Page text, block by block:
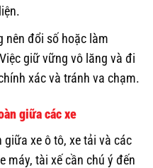
nên đổi số hoặc làm
giữ vững vô lăng và đi
xác và tránh va chạm.
giữa các xe
xe ô tô, xe tải và các
máy, tài xế cần chú ý đến